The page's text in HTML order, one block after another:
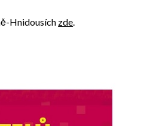
Hnidousích zde.